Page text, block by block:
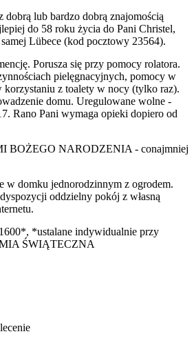
lub bardzo dobrą znajomością
do 58 roku życia do Pani Christel,
Lübece (kod pocztowy 23564).
Porusza się przy pomocy rolatora.
pielęgnacyjnych, pomocy w
korzystaniu z toalety w nocy (tylko raz).
domu. Uregulowane wolne -
Rano Pani wymaga opieki dopiero od
BOŻEGO NARODZENIA - conajmniej
w domku jednorodzinnym z ogrodem.
oddzielny pokój z własną
*ustalane indywidualnie przy
ŚWIĄTECZNA